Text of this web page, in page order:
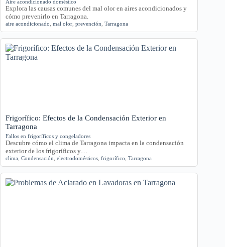
Aire acondicionado doméstico
Explora las causas comunes del mal olor en aires acondicionados y
cómo prevenirlo en Tarragona.
aire acondicionado mal olor prevención Tarragona
Frigorífico: Efectos de la Condensación Exterior en
Tarragona
Fallos en frigoríficos y congeladores
Descubre cómo el clima de Tarragona impacta en la condensación
exterior de los frigoríficos y…
clima Condensación electrodomésticos frigorífico Tarragona